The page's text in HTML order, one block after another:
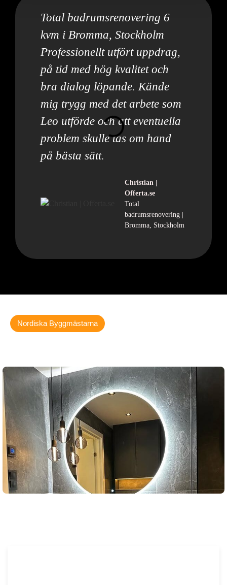
Total badrumsrenovering 6
kvm i Bromma, Stockholm
Professionellt utfört uppdrag,
på tid med hög kvalitet och
bra dialog löpande. Kände
mig trygg med det arbete som
Leo utförde och att eventuella
problem skulle tas om hand
på bästa sätt.
Christian |
Offerta.se
Total
badrumsrenovering |
Bromma, Stockholm
Nordiska Byggmästarna